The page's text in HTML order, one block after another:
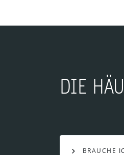
DIE
BRAUCHE